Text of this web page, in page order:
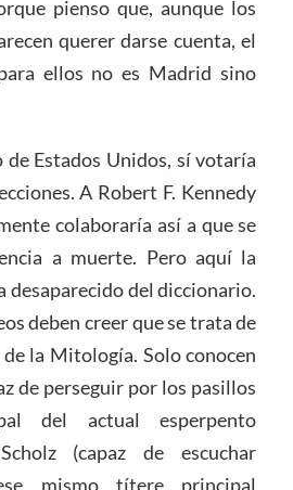
pienso que, aunque los
querer darse cuenta, el
ellos no es Madrid sino
de Estados Unidos, sí votaría
A Robert F. Kennedy
colaboraría así a que se
a muerte. Pero aquí la
desaparecido del diccionario.
deben creer que se trata de
la Mitología. Solo conocen
de perseguir por los pasillos
del actual esperpento
(capaz de escuchar
mismo títere principal